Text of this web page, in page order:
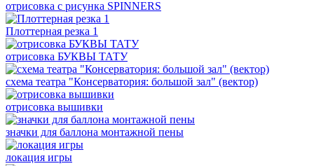
отрисовка с рисунка SPINNERS
Плоттерная резка 1
отрисовка БУКВЫ ТАТУ
схема театра "Консерватория: большой зал" (вектор)
отрисовка вышивки
значки для баллона монтажной пены
локация игры